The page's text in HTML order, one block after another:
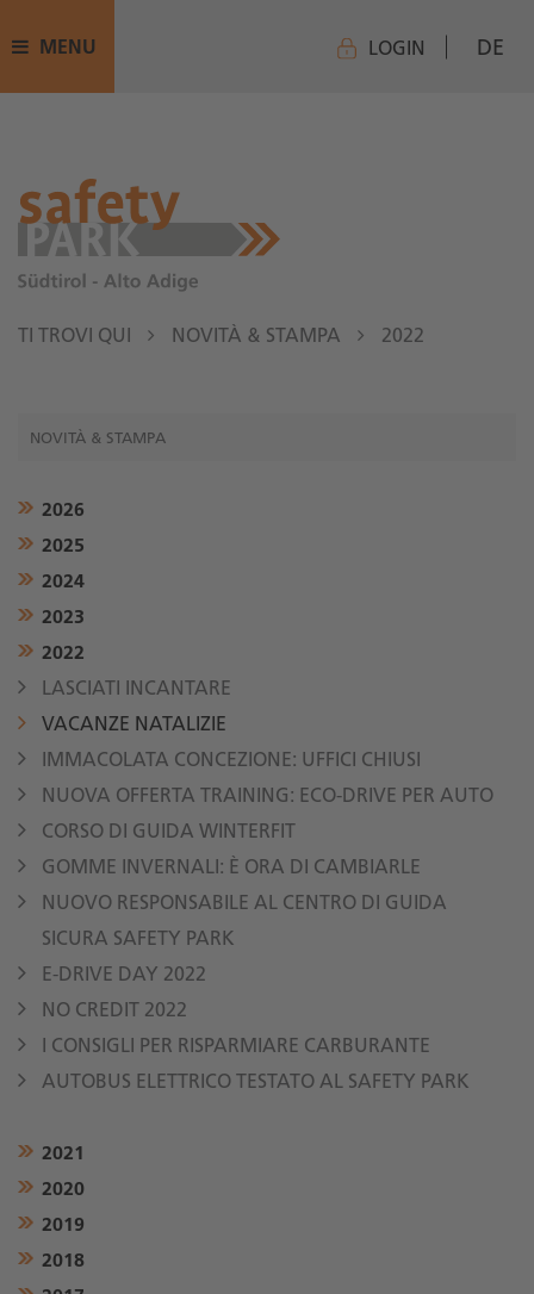
MENU LOGIN DE
TI TROVI QUI NOVITÀ & STAMPA 2022
NOVITÀ & STAMPA
2026
2025
2024
2023
2022
LASCIATI INCANTARE
VACANZE NATALIZIE
IMMACOLATA CONCEZIONE: UFFICI CHIUSI
NUOVA OFFERTA TRAINING: ECO-DRIVE PER AUTO
CORSO DI GUIDA WINTERFIT
GOMME INVERNALI: È ORA DI CAMBIARLE
NUOVO RESPONSABILE AL CENTRO DI GUIDA
SICURA SAFETY PARK
E-DRIVE DAY 2022
NO CREDIT 2022
I CONSIGLI PER RISPARMIARE CARBURANTE
AUTOBUS ELETTRICO TESTATO AL SAFETY PARK
2021
2020
2019
2018